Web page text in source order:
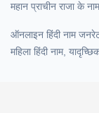
महान प्राचीन राजा के
ऑनलाइन हिंदी नाम
महिला हिंदी नाम,